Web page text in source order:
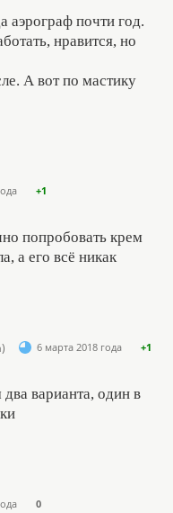
аэрограф почти год.
нравится, но
А вот по мастику
+1
попробовать крем
а его всё никак
6 марта 2018 года +1
варианта, один в
0